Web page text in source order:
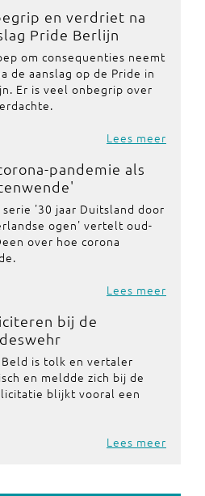
en verdriet na
Pride Berlijn
om consequenties neemt
de aanslag op de Pride in
Er is veel onbegrip over
Lees meer
pandemie als
serie '30 jaar Duitsland door
ogen' vertelt oud-
over hoe corona
Lees meer
bij de
is tolk en vertaler
en meldde zich bij de
blijkt vooral een
Lees meer